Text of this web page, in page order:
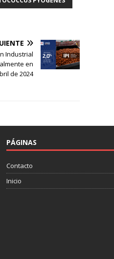
Industrial
en
de 2024
PÁGINAS
Contacto
Inicio